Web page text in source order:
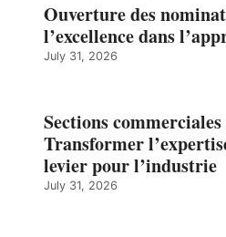
Ouverture des
l’excellence dans
July 31, 2026
Sections
Transformer
levier pour l’industrie
July 31, 2026